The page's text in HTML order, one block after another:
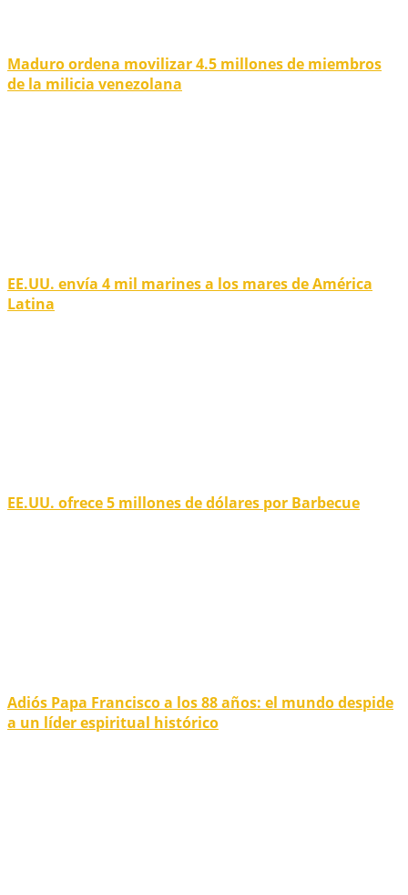
Maduro ordena movilizar 4.5 millones de miembros
de la milicia venezolana
EE.UU. envía 4 mil marines a los mares de América
Latina
EE.UU. ofrece 5 millones de dólares por Barbecue
Adiós Papa Francisco a los 88 años: el mundo despide
a un líder espiritual histórico